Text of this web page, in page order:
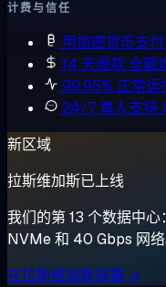
计费与信任
用加密货币支付
14 天退款全额
99.95% 正常运
24/7 真人支持
新区域
拉斯维加斯已上线
我们的第 13 个数据中
NVMe 和 40 Gbps 网络
在拉斯维加斯部署 →